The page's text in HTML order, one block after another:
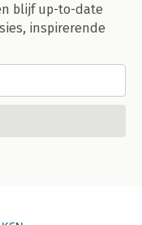
blijf up-to-date
inspirerende